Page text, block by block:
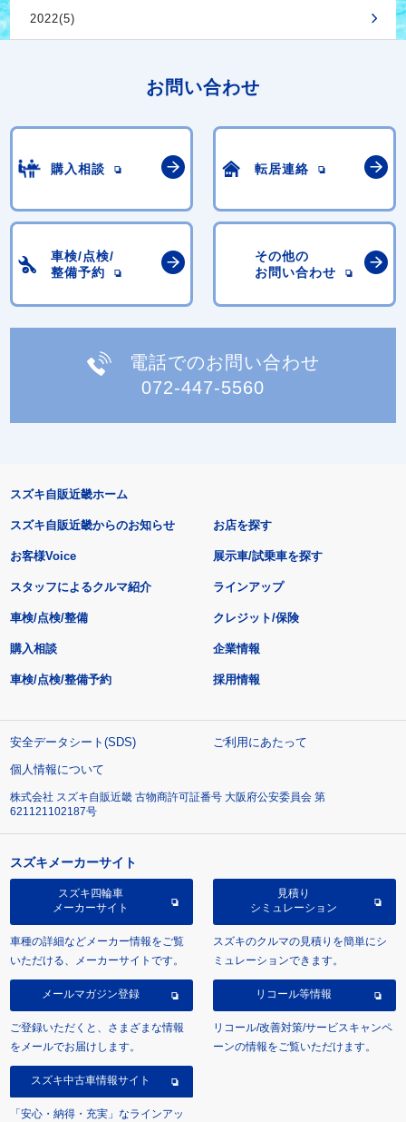
2022(5)
お問い合わせ
購入相談 転居連絡
車検/点検/
整備予約
その他の
お問い合わせ
電話でのお問い合わせ
072-447-5560
スズキ自販近畿ホーム
スズキ自販近畿からのお知らせ
お客様Voice
スタッフによるクルマ紹介
お店を探す
展示車/試乗車を探す
ラインアップ
車検/点検/整備 クレジット/保険
購入相談
車検/点検/整備予約
企業情報
採用情報
安全データシート(SDS)
ご利用にあたって
個人情報について
株式会社 スズキ自販近畿 古物商許可証番号 大阪府公安委員会 第
621121102187号
スズキメーカーサイト
スズキ四輪車
メーカーサイト
車種の詳細などメーカー情報をご覧
いただける、メーカーサイトです。
見積り
シミュレーション
スズキのクルマの見積りを簡単にシ
ミュレーションできます。
メールマガジン登録
ご登録いただくと、さまざまな情報
をメールでお届けします。
リコール等情報
リコール/改善対策/サービスキャンペ
ーンの情報をご覧いただけます。
スズキ中古車情報サイト
「安心・納得・充実」なラインアッ